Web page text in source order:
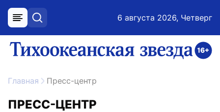
меню поиск 6 августа 2026, Четверг
ссылка на главную
Главная Пресс-центр
ПРЕСС-ЦЕНТР